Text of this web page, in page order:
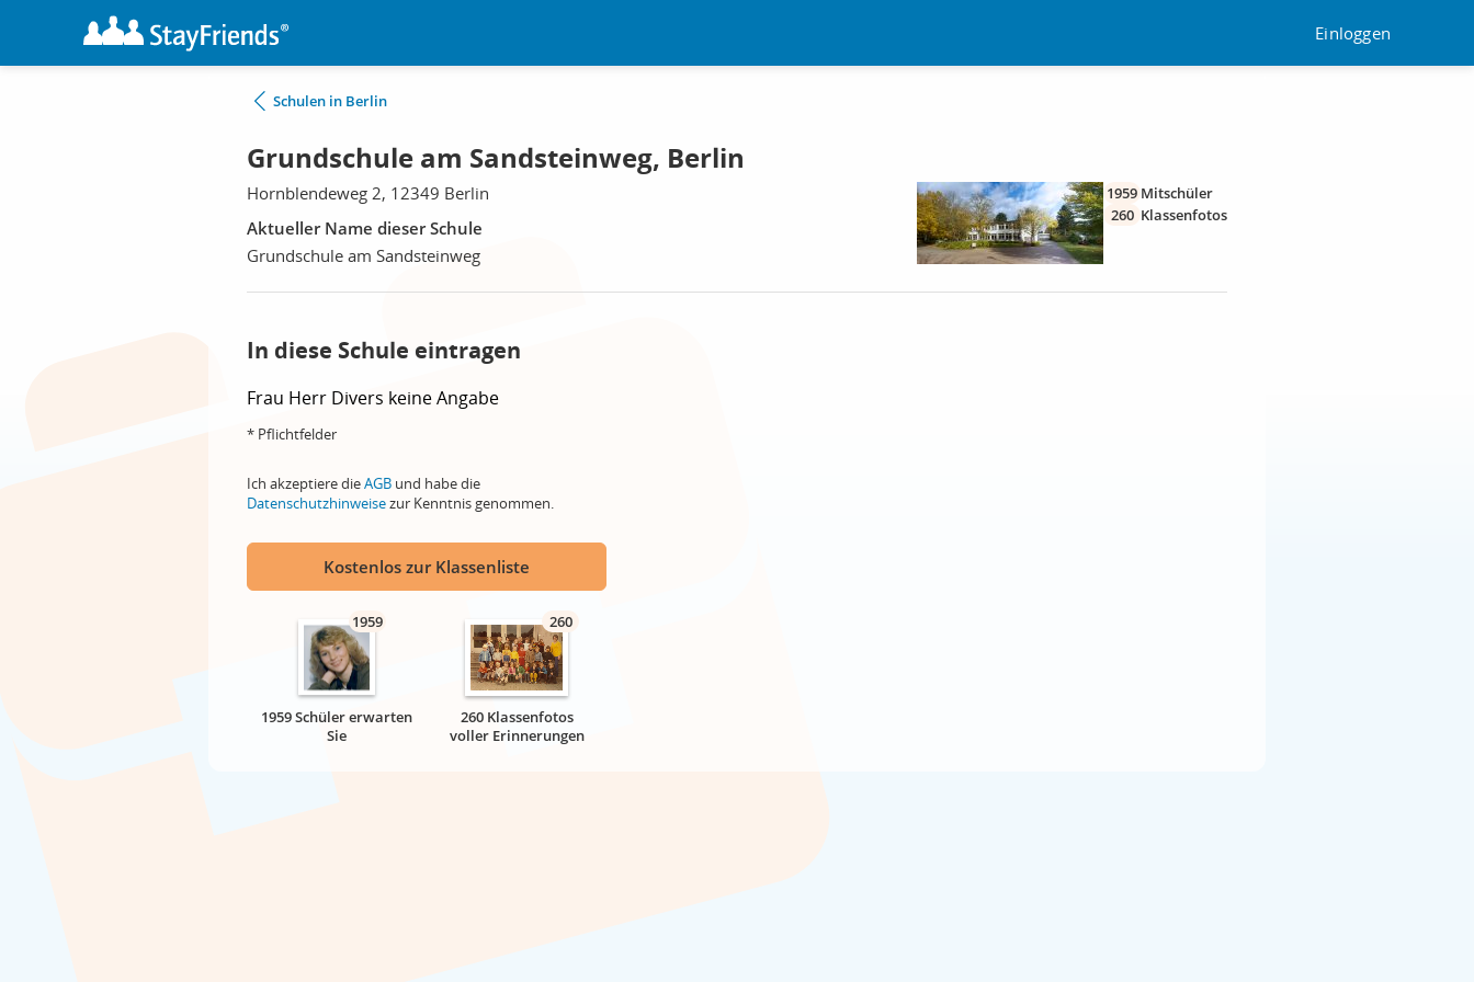
Einloggen
Schulen in Berlin
Grundschule am Sandsteinweg, Berlin
Hornblendeweg 2, 12349 Berlin
Aktueller Name dieser Schule
Grundschule am Sandsteinweg
1959 Mitschüler
260 Klassenfotos
In diese Schule eintragen
Frau Herr Divers keine Angabe
* Pflichtfelder
Ich akzeptiere dieAGB und habe die
Datenschutzhinweisezur Kenntnis genommen.
Kostenlos zur Klassenliste
1959
1959 Schüler erwarten
Sie
260
260 Klassenfotos
voller Erinnerungen